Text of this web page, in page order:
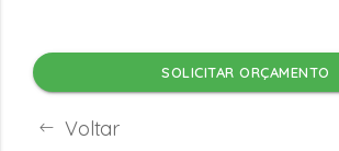
SOLICITAR ORÇAMENTO
Voltar